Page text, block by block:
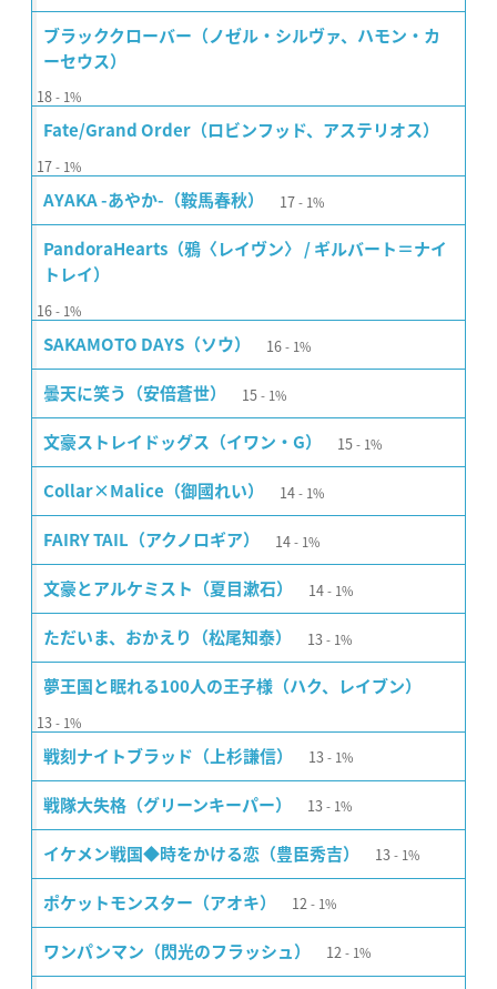
ブラッククローバー（ノゼル・シルヴァ、ハモン・カ
ーセウス）
18 1%
Fate/Grand Order（ロビンフッド、アステリオス）
17 1%
AYAKA -あやか-（鞍馬春秋） 17 1%
PandoraHearts（鴉〈レイヴン〉 / ギルバート＝ナイ
トレイ）
16 1%
SAKAMOTO DAYS（ソウ） 16 1%
曇天に笑う（安倍蒼世） 15 1%
文豪ストレイドッグス（イワン・G） 15 1%
Collar×Malice（御國れい） 14 1%
FAIRY TAIL（アクノロギア） 14 1%
文豪とアルケミスト（夏目漱石） 14 1%
ただいま、おかえり（松尾知泰） 13 1%
夢王国と眠れる100人の王子様（ハク、レイブン）
13 1%
戦刻ナイトブラッド（上杉謙信） 13 1%
戦隊大失格（グリーンキーパー） 13 1%
イケメン戦国◆時をかける恋（豊臣秀吉） 13 1%
ポケットモンスター（アオキ） 12 1%
ワンパンマン（閃光のフラッシュ） 12 1%